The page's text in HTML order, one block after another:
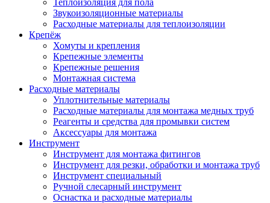
Звукоизоляционные материалы
Расходные материалы для теплоизоляции
Крепёж
Хомуты и крепления
Крепежные элементы
Крепежные решения
Монтажная система
Расходные материалы
Уплотнительные материалы
Расходные материалы для монтажа медных труб
Реагенты и средства для промывки систем
Аксессуары для монтажа
Инструмент
Инструмент для монтажа фитингов
Инструмент для резки, обработки и монтажа труб
Инструмент специальный
Ручной слесарный инструмент
Оснастка и расходные материалы